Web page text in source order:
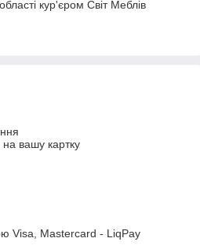
кур'єром Світ Меблів
вашу картку
Visa, Mastercard - LiqPay